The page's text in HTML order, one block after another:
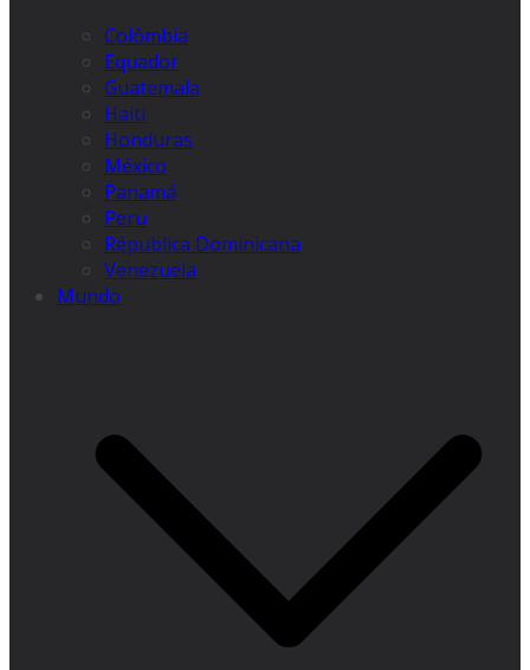
Colômbia
Equador
Guatemala
Haiti
Honduras
México
Panamá
Peru
Républica Dominicana
Venezuela
Mundo